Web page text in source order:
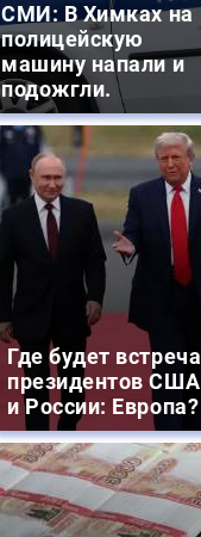
СМИ: В Химках на
полицейскую
машину напали и
подожгли.
Где будет встреча
президентов США
и России: Европа?